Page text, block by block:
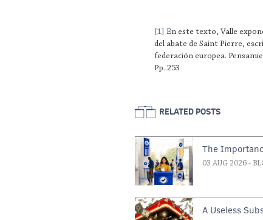
[1]
En este texto, Valle
del abate de Saint Pierre,
federación europea.
Pp. 253
RELATED POSTS
The
03 AUG 2026 -
A Useless